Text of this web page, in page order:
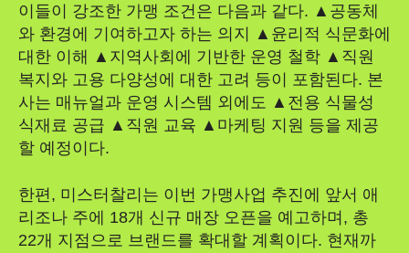
이들이 강조한 가맹 조건은 다음과 같다. ▲공동체
와 환경에 기여하고자 하는 의지 ▲윤리적 식문화에
대한 이해 ▲지역사회에 기반한 운영 철학 ▲직원
복지와 고용 다양성에 대한 고려 등이 포함된다. 본
사는 매뉴얼과 운영 시스템 외에도 ▲전용 식물성
식재료 공급 ▲직원 교육 ▲마케팅 지원 등을 제공
할 예정이다.
한편, 미스터찰리는 이번 가맹사업 추진에 앞서 애
리조나 주에 18개 신규 매장 오픈을 예고하며, 총
22개 지점으로 브랜드를 확대할 계획이다. 현재까